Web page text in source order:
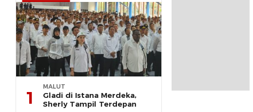
1
MALUT
Gladi di Istana Merdeka,
Sherly Tampil Terdepan